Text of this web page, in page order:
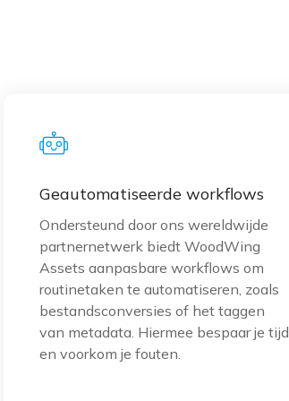
Geautomatiseerde workflows
Ondersteund door ons wereldwijde
partnernetwerk biedt WoodWing
Assets aanpasbare workflows om
routinetaken te automatiseren, zoals
bestandsconversies of het taggen
van metadata. Hiermee bespaar je tijd
en voorkom je fouten.